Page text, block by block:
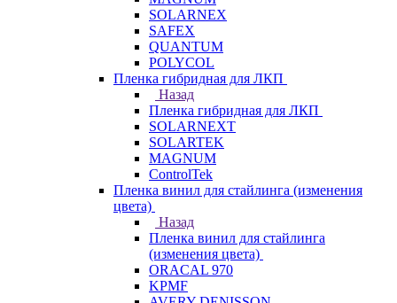
SOLARNEX
SAFEX
QUANTUM
POLYCOL
Пленка гибридная для ЛКП
Назад
Пленка гибридная для ЛКП
SOLARNEXT
SOLARTEK
MAGNUM
ControlTek
Пленка винил для стайлинга (изменения
цвета)
Назад
Пленка винил для стайлинга
(изменения цвета)
ORACAL 970
KPMF